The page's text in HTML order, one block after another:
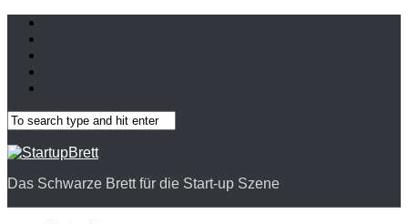
Das Schwarze Brett für die Start-up Szene